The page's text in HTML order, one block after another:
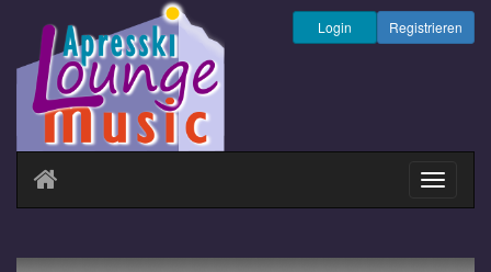
Registrieren
Login
ein-/